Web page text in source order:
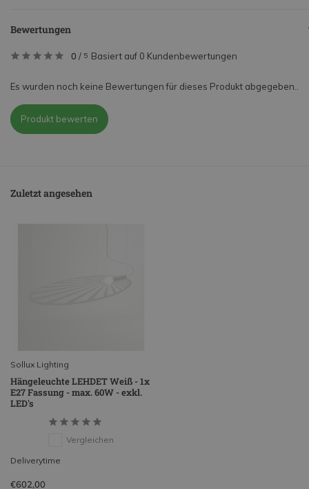
Bewertungen
0 / 5 Basiert auf 0 Kundenbewertungen
Es wurden noch keine Bewertungen für dieses Produkt abgegeben..
Produkt bewerten
Zuletzt angesehen
Sollux Lighting
Hängeleuchte LEHDET Weiß - 1x
E27 Fassung - max. 60W - exkl.
LED's
Vergleichen
Deliverytime
€602,00